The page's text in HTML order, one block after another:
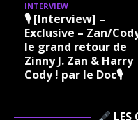
INTERVIEW
🎙 [Interview] –
Exclusive – Zan/
le grand retour de
Zinny J. Zan & Harry
Cody ! par le Doc🎙
LES